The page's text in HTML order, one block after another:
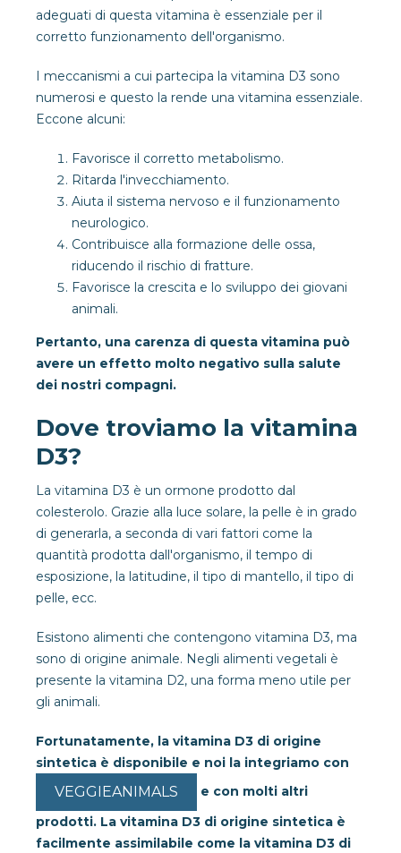
adeguati di questa vitamina è essenziale per il
corretto funzionamento dell'organismo.
I meccanismi a cui partecipa la vitamina D3 sono
numerosi e questo la rende una vitamina essenziale.
Eccone alcuni:
Favorisce il corretto metabolismo.
Ritarda l'invecchiamento.
Aiuta il sistema nervoso e il funzionamento
neurologico.
Contribuisce alla formazione delle ossa,
riducendo il rischio di fratture.
Favorisce la crescita e lo sviluppo dei giovani
animali.
Pertanto, una carenza di questa vitamina può
avere un effetto molto negativo sulla salute
dei nostri compagni.
Dove troviamo la vitamina
D3?
La vitamina D3 è un ormone prodotto dal
colesterolo. Grazie alla luce solare, la pelle è in grado
di generarla, a seconda di vari fattori come la
quantità prodotta dall'organismo, il tempo di
esposizione, la latitudine, il tipo di mantello, il tipo di
pelle, ecc.
Esistono alimenti che contengono vitamina D3, ma
sono di origine animale. Negli alimenti vegetali è
presente la vitamina D2, una forma meno utile per
gli animali.
Fortunatamente, la vitamina D3 di origine
sintetica è disponibile e noi la integriamo con
VEGGIEANIMALS
e con molti altri
prodotti. La vitamina D3 di origine sintetica è
facilmente assimilabile come la vitamina D3 di